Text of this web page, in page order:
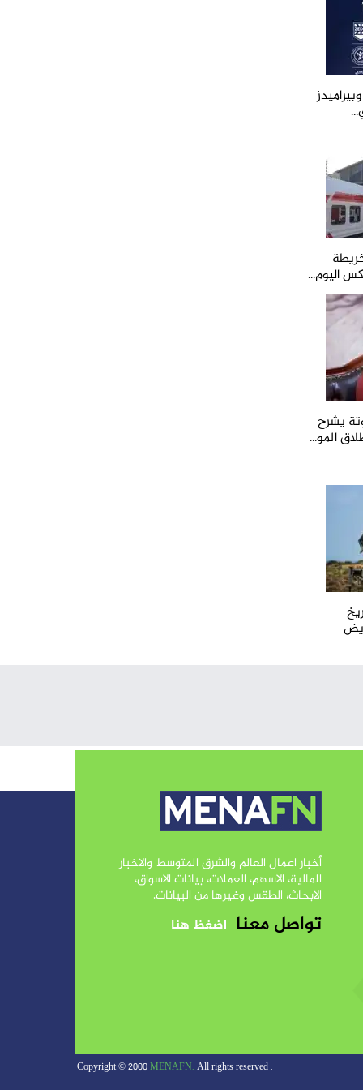
الصعيد 2026.. خريطة
اليوم...
يشرح
المو...
أخبار اعمال العالم والشرق المتوسط والاخبار
المالية، الاسهم، العملات، بيانات الاسواق،
الابحاث، الطقس وغيرها من البيانات.
تواصل معنا اضغظ هنا
. Copyright © 2000
MENAFN.All rights reserved